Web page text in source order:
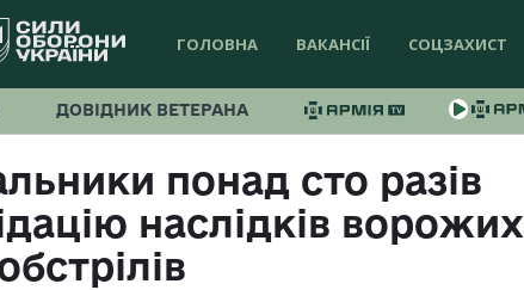
ГОЛОВНА ВАКАНСІЇ СОЦЗАХИСТ
ДОВІДНИК ВЕТЕРАНА
понад сто разів
наслідків ворожих